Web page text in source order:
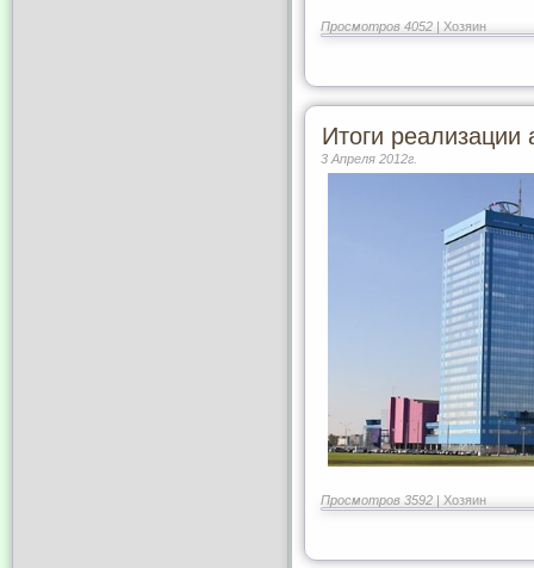
Просмотров 4052 | Хозяин
Итоги
3 Апреля 2012г.
Просмотров 3592 | Хозяин